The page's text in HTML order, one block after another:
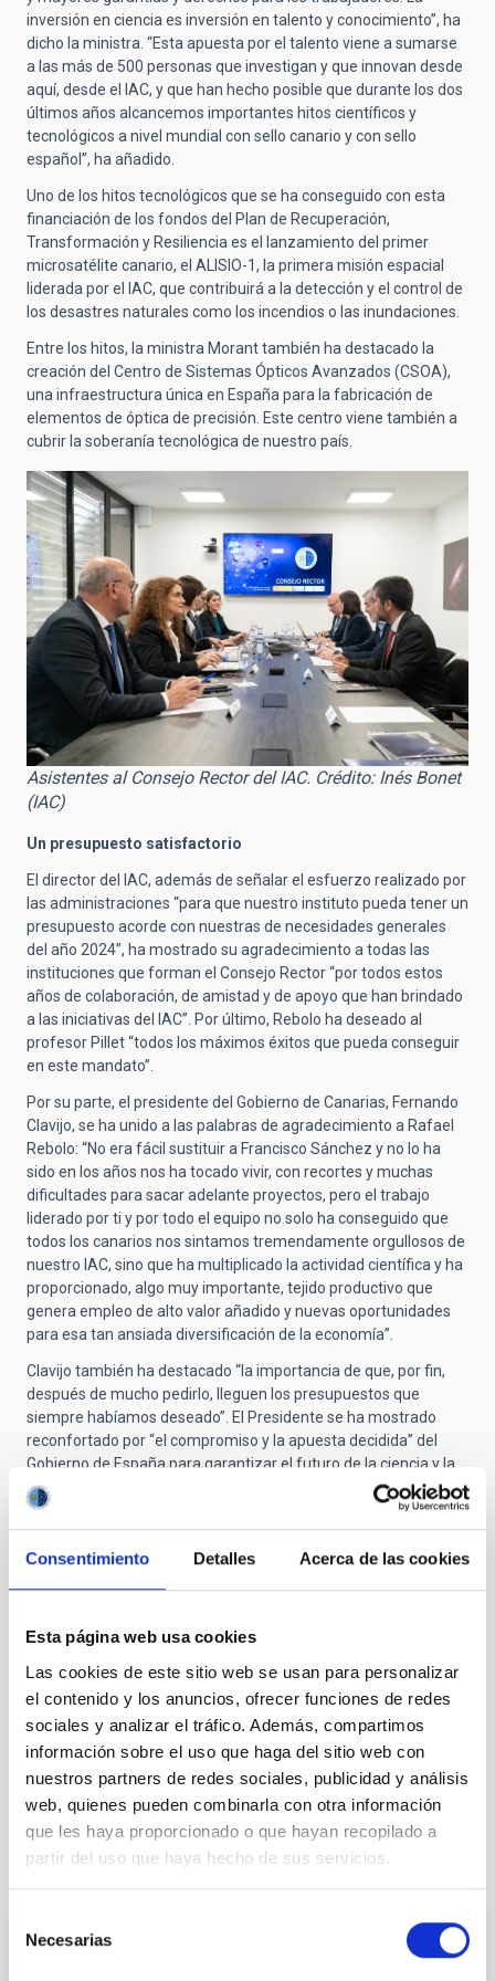
Consentimiento Detalles Acerca de las cookies
Esta página web usa cookies
Las cookies de este sitio web se usan para personalizar
el contenido y los anuncios, ofrecer funciones de redes
sociales y analizar el tráfico. Además, compartimos
información sobre el uso que haga del sitio web con
nuestros partners de redes sociales, publicidad y análisis
web, quienes pueden combinarla con otra información
que les haya proporcionado o que hayan recopilado a
partir del uso que haya hecho de sus servicios.
Necesarias
inversión en ciencia es inversión en talento y conocimiento”, ha
dicho la ministra. “Esta apuesta por el talento viene a sumarse
a las más de 500 personas que investigan y que innovan desde
aquí, desde el IAC, y que han hecho posible que durante los dos
últimos años alcancemos importantes hitos científicos y
tecnológicos a nivel mundial con sello canario y con sello
español”, ha añadido.
Uno de los hitos tecnológicos que se ha conseguido con esta
financiación de los fondos del Plan de Recuperación,
Transformación y Resiliencia es el lanzamiento del primer
microsatélite canario, el ALISIO-1, la primera misión espacial
liderada por el IAC, que contribuirá a la detección y el control de
los desastres naturales como los incendios o las inundaciones.
Entre los hitos, la ministra Morant también ha destacado la
creación del Centro de Sistemas Ópticos Avanzados (CSOA),
una infraestructura única en España para la fabricación de
elementos de óptica de precisión. Este centro viene también a
cubrir la soberanía tecnológica de nuestro país.
Asistentes al Consejo Rector del IAC. Crédito: Inés Bonet
(IAC)
Un presupuesto satisfactorio
El director del IAC, además de señalar el esfuerzo realizado por
las administraciones “para que nuestro instituto pueda tener un
presupuesto acorde con nuestras de necesidades generales
del año 2024”, ha mostrado su agradecimiento a todas las
instituciones que forman el Consejo Rector “por todos estos
años de colaboración, de amistad y de apoyo que han brindado
a las iniciativas del IAC”. Por último, Rebolo ha deseado al
profesor Pillet “todos los máximos éxitos que pueda conseguir
en este mandato”.
Por su parte, el presidente del Gobierno de Canarias, Fernando
Clavijo, se ha unido a las palabras de agradecimiento a Rafael
Rebolo: “No era fácil sustituir a Francisco Sánchez y no lo ha
sido en los años nos ha tocado vivir, con recortes y muchas
dificultades para sacar adelante proyectos, pero el trabajo
liderado por ti y por todo el equipo no solo ha conseguido que
todos los canarios nos sintamos tremendamente orgullosos de
nuestro IAC, sino que ha multiplicado la actividad científica y ha
proporcionado, algo muy importante, tejido productivo que
genera empleo de alto valor añadido y nuevas oportunidades
para esa tan ansiada diversificación de la economía”.
Clavijo también ha destacado “la importancia de que, por fin,
después de mucho pedirlo, lleguen los presupuestos que
siempre habíamos deseado”. El Presidente se ha mostrado
reconfortado por “el compromiso y la apuesta decidida” del
Gobierno de España para garantizar el futuro de la ciencia y la
investigación de Canarias, y permitir que instituciones y
universidades canarias “también puedan competir en igualdad
de condiciones”.
En la reunión se ha aprobado la previsión del presupuesto del
IAC para 2024 que asciende a cerca de 23 millones de euros, de
Innovación y Universidades, y 6 millones al Gobierno de
Canarias, y se han tratado otros temas como la asignación de 2
millones para el PERTE-CHIP que permitirá la ampliación del
nodo de supercomputación del IAC, y la inversión de 1.5
millones para cofinanciar actividades en las infraestructuras
ESFRI de los Observatorios de Canarias, en concreto, la red de
telescopios Cherenkov (CTAO) y el Telescopio Solar Europeo
(EST).
Related news